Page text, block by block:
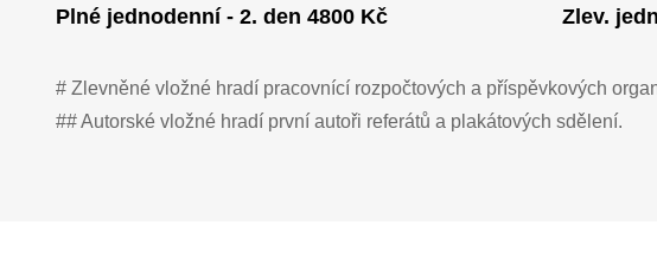
Plné jednodenní - 2. den 4800 Kč
Zlev.
# Zlevněné vložné hradí pracovnící rozpočtových a příspěvkových
## Autorské vložné hradí první autoři referátů a plakátových sdělení.